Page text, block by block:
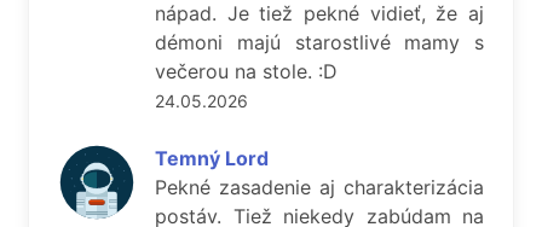
nápad. Je tiež pekné vidieť, že aj
démoni majú starostlivé mamy s
večerou na stole. :D
24.05.2026
Temný Lord
Pekné zasadenie aj charakterizácia
postáv. Tiež niekedy zabúdam na